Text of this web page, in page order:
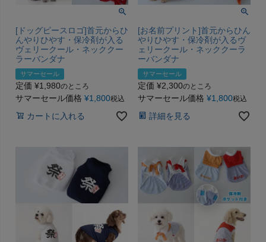
[ドッグピースロゴ]首元からひ
んやりひやす・保冷剤が入る
ヴェリークール・ネッククー
ラーバンダナ
サマーセール
定価 ¥1,980のところ
サマーセール価格 ¥1,800税込
カートに入れる
[お名前プリント]首元からひん
やりひやす・保冷剤が入るヴ
ェリークール・ネッククーラ
ーバンダナ
サマーセール
定価 ¥2,300のところ
サマーセール価格 ¥1,800税込
詳細を見る